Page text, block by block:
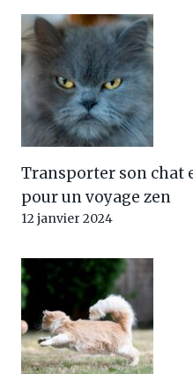
Transporter son chat
pour un voyage zen
12 janvier 2024